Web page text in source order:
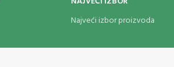
Najveći izbor proizvoda